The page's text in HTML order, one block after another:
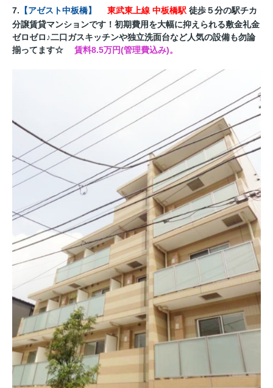
7. 【アゼスト中板橋】 東武東上線 中板橋駅 徒歩５分の駅チカ
分譲賃貸マンションです！初期費用を大幅に抑えられる敷金礼金
ゼロゼロ♪二口ガスキッチンや独立洗面台など人気の設備も勿論
揃ってます☆
賃料8.5万円(管理費込み)。